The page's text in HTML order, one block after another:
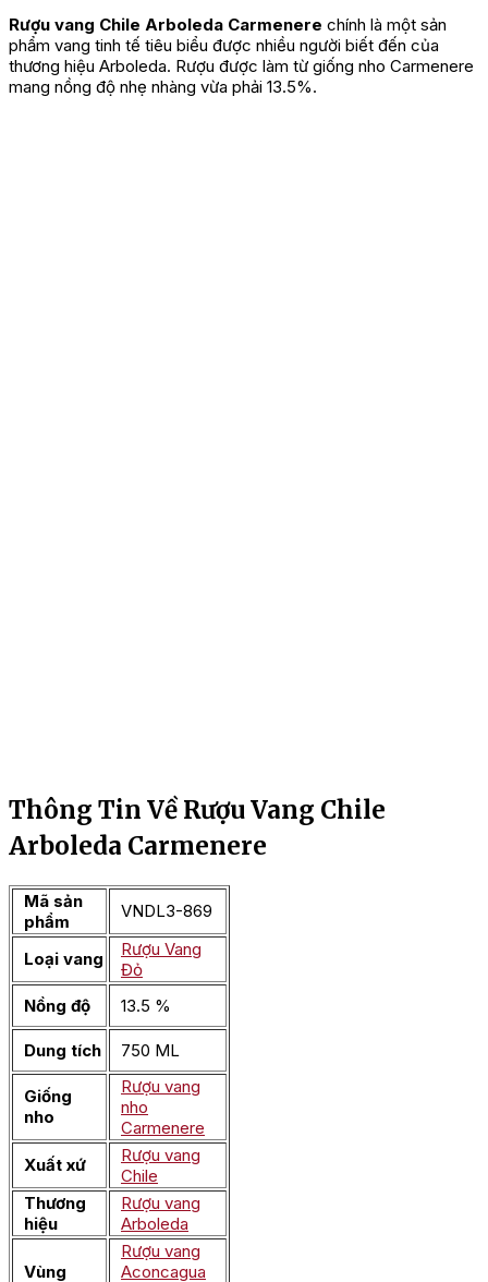
Rượu vang Chile Arboleda Carmenere chính là một sản
phẩm vang tinh tế tiêu biểu được nhiều người biết đến của
thương hiệu Arboleda. Rượu được làm từ giống nho Carmenere
mang nồng độ nhẹ nhàng vừa phải 13.5%.
Thông Tin Về Rượu Vang Chile
Arboleda Carmenere
Mã sản
phẩm
VNDL3-869
Loại vang
Rượu Vang
Đỏ
Nồng độ
13.5 %
Dung tích 750 ML
Giống
nho
Rượu vang
nho
Carmenere
Xuất xứ
Rượu vang
Chile
Thương
hiệu
Rượu vang
Arboleda
Vùng
Rượu vang
Aconcagua